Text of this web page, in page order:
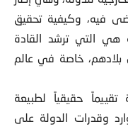
فيه، وكيفية تحقيق
هي التي ترشد القادة
بلادهم، خاصة في عالم
تقييماً حقيقياً لطبيعة
وقدرات الدولة على